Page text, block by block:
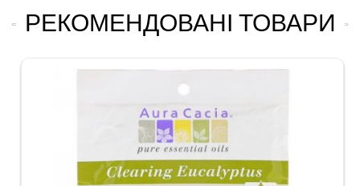
РЕКОМЕНДОВАНІ ТОВАРИ